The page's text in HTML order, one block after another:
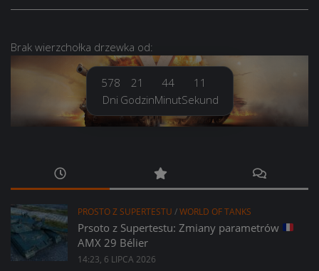
Brak wierzchołka drzewka od:
578
Dni
21
Godzin
44
Minut
12
Sekund
PROSTO Z SUPERTESTU /WORLD OF TANKS
Prsoto z Supertestu: Zmiany parametrów
AMX 29 Bélier
14:23, 6 LIPCA 2026